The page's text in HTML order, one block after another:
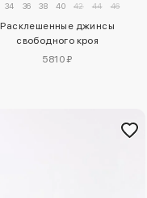
34 36 38 40 42 44 46
Расклешенные джинсы
свободного кроя
5810 ₽